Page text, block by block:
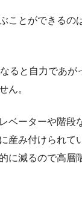
ことができるの
ると自力であが
ん。
ベーターや階段
産み付けられて
に減るので高層